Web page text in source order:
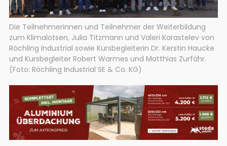
Die Teilnehmerinnen und Teilnehmer der Weiterbildung
zum Klimalotsen, Julia Titzmann und Valeri Karastelev von
Röchling Industrial sowie Kursbegleiterin Dr. Kerstin Haucke
und Kursbegleiter Robert Warmes und Matthias Zurfähr.
(Foto: Röchling Industrial SE & Co. KG)